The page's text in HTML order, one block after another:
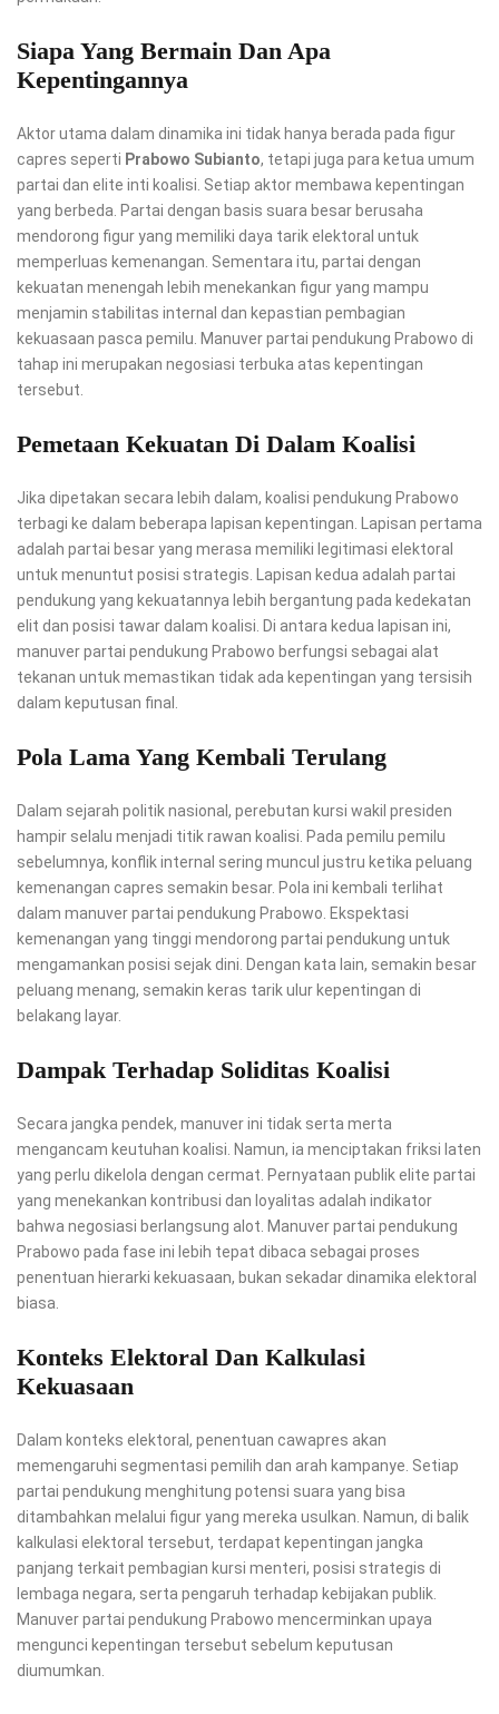
Siapa Yang Bermain Dan Apa
Kepentingannya
Aktor utama dalam dinamika ini tidak hanya berada pada figur
capres seperti Prabowo Subianto, tetapi juga para ketua umum
partai dan elite inti koalisi. Setiap aktor membawa kepentingan
yang berbeda. Partai dengan basis suara besar berusaha
mendorong figur yang memiliki daya tarik elektoral untuk
memperluas kemenangan. Sementara itu, partai dengan
kekuatan menengah lebih menekankan figur yang mampu
menjamin stabilitas internal dan kepastian pembagian
kekuasaan pasca pemilu. Manuver partai pendukung Prabowo di
tahap ini merupakan negosiasi terbuka atas kepentingan
tersebut.
Pemetaan Kekuatan Di Dalam Koalisi
Jika dipetakan secara lebih dalam, koalisi pendukung Prabowo
terbagi ke dalam beberapa lapisan kepentingan. Lapisan pertama
adalah partai besar yang merasa memiliki legitimasi elektoral
untuk menuntut posisi strategis. Lapisan kedua adalah partai
pendukung yang kekuatannya lebih bergantung pada kedekatan
elit dan posisi tawar dalam koalisi. Di antara kedua lapisan ini,
manuver partai pendukung Prabowo berfungsi sebagai alat
tekanan untuk memastikan tidak ada kepentingan yang tersisih
dalam keputusan final.
Pola Lama Yang Kembali Terulang
Dalam sejarah politik nasional, perebutan kursi wakil presiden
hampir selalu menjadi titik rawan koalisi. Pada pemilu pemilu
sebelumnya, konflik internal sering muncul justru ketika peluang
kemenangan capres semakin besar. Pola ini kembali terlihat
dalam manuver partai pendukung Prabowo. Ekspektasi
kemenangan yang tinggi mendorong partai pendukung untuk
mengamankan posisi sejak dini. Dengan kata lain, semakin besar
peluang menang, semakin keras tarik ulur kepentingan di
belakang layar.
Dampak Terhadap Soliditas Koalisi
Secara jangka pendek, manuver ini tidak serta merta
mengancam keutuhan koalisi. Namun, ia menciptakan friksi laten
yang perlu dikelola dengan cermat. Pernyataan publik elite partai
yang menekankan kontribusi dan loyalitas adalah indikator
bahwa negosiasi berlangsung alot. Manuver partai pendukung
Prabowo pada fase ini lebih tepat dibaca sebagai proses
penentuan hierarki kekuasaan, bukan sekadar dinamika elektoral
biasa.
Konteks Elektoral Dan Kalkulasi
Kekuasaan
Dalam konteks elektoral, penentuan cawapres akan
memengaruhi segmentasi pemilih dan arah kampanye. Setiap
partai pendukung menghitung potensi suara yang bisa
ditambahkan melalui figur yang mereka usulkan. Namun, di balik
kalkulasi elektoral tersebut, terdapat kepentingan jangka
panjang terkait pembagian kursi menteri, posisi strategis di
lembaga negara, serta pengaruh terhadap kebijakan publik.
Manuver partai pendukung Prabowo mencerminkan upaya
mengunci kepentingan tersebut sebelum keputusan
diumumkan.